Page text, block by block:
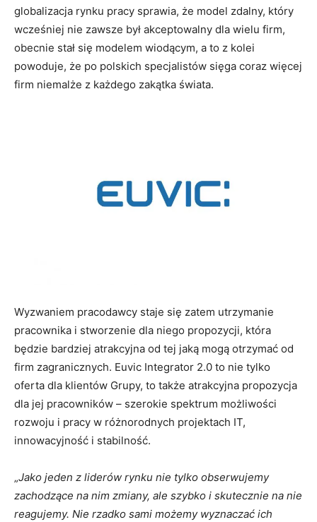
globalizacja rynku pracy sprawia, że model zdalny, który
wcześniej nie zawsze był akceptowalny dla wielu firm,
obecnie stał się modelem wiodącym, a to z kolei
powoduje, że po polskich specjalistów sięga coraz więcej
firm niemalże z każdego zakątka świata.
Wyzwaniem pracodawcy staje się zatem utrzymanie
pracownika i stworzenie dla niego propozycji, która
będzie bardziej atrakcyjna od tej jaką mogą otrzymać od
firm zagranicznych. Euvic Integrator 2.0 to nie tylko
oferta dla klientów Grupy, to także atrakcyjna propozycja
dla jej pracowników – szerokie spektrum możliwości
rozwoju i pracy w różnorodnych projektach IT,
innowacyjność i stabilność.
„Jako jeden z liderów rynku nie tylko obserwujemy
zachodzące na nim zmiany, ale szybko i skutecznie na nie
reagujemy. Nie rzadko sami możemy wyznaczać ich